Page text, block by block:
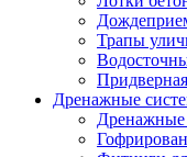
Трапы
Дренажные